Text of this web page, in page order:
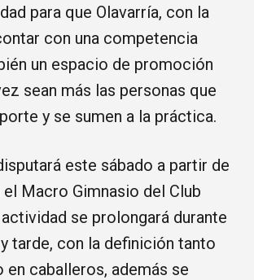
para que Olavarría, con la
con una competencia
un espacio de promoción
sean más las personas que
y se sumen a la práctica.
este sábado a partir de
el Macro Gimnasio del Club
se prolongará durante
tarde, con la definición tanto
en caballeros, además se